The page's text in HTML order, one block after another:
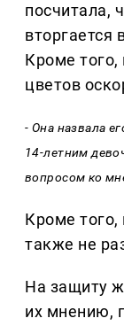
посчитала,
вторгается
Кроме
цветов
- Она назвала
14-летним
вопросом ко
Кроме того,
также не
На защиту
их мнению,